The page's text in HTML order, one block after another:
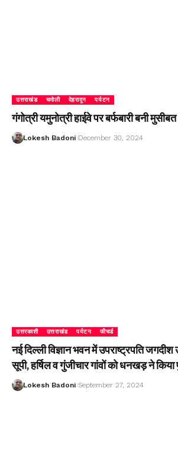
उत्तराखंड चमोली देहरादून पर्यटन
गंगोत्री यमुनोत्री हाईवे पर बर्फबारी बनी मुसीबत
Lokesh Badoni December 30, 2024
उत्तरकाशी उत्तराखंड पर्यटन फीचर्ड
नई दिल्ली विज्ञान भवन में उपराष्ट्रपति
सूपी, हर्षिल व गुंजीचार गांवों को धनखड़ ने
Lokesh Badoni September 27, 2024